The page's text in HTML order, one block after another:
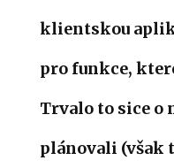
klientskou
pro funkce,
Trvalo to sice o
plánovali (však